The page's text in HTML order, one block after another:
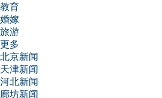
教育
婚嫁
旅游
更多
北京新闻
天津新闻
河北新闻
廊坊新闻